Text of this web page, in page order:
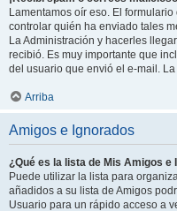
Lamentamos oír eso. El
controlar quién ha enviado tales
La Administración y hacerles
recibió. Es muy importante que
del usuario que envió el e-mail.
Arriba
Amigos e Ignorados
¿Qué es la lista de Mis Amigos e
Puede utilizar la lista para
añadidos a su lista de Amigos
Usuario para un rápido acceso a